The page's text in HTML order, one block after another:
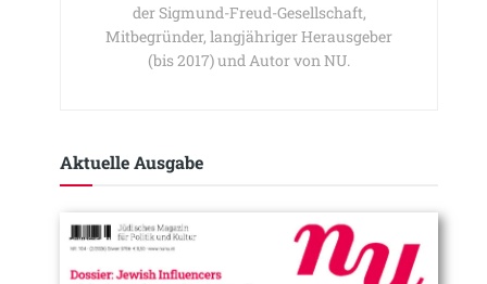
der Sigmund-Freud-Gesellschaft,
Mitbegründer, langjähriger Herausgeber
(bis 2017) und Autor von NU.
Aktuelle Ausgabe​